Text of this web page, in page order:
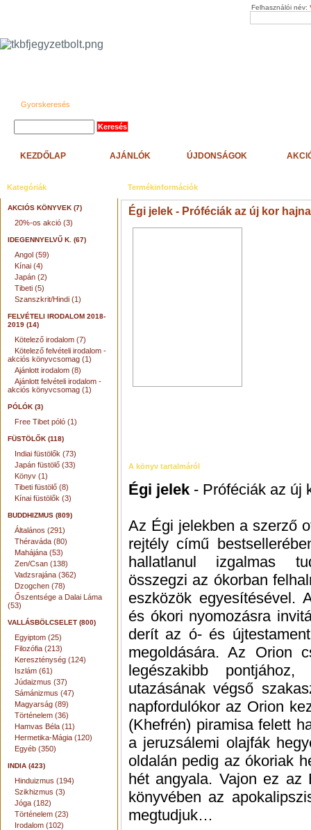
Felhasználói név:
Gyorskeresés
KEZDŐLAP AJÁNLÓK ÚJDONSÁGOK
Kategóriák
AKCIÓS KÖNYVEK (7)
20%-os akció (3)
IDEGENNYELVŰ K. (67)
Angol (59)
Kínai (4)
Japán (2)
Tibeti (5)
Szanszkrit/Hindi (1)
FELVÉTELI IRODALOM 2018-
2019 (14)
Kötelező irodalom (7)
Kötelező felvételi irodalom -
akciós könyvcsomag (1)
Ajánlott irodalom (8)
Ajánlott felvételi irodalom -
akciós könyvcsomag (1)
PÓLÓK (3)
Free Tibet póló (1)
FÜSTÖLŐK (118)
Indiai füstölők (73)
Japán füstölő (33)
Könyv (1)
Tibeti füstölő (8)
Kínai füstölők (3)
BUDDHIZMUS (809)
Általános (291)
Théraváda (80)
Mahájána (53)
Zen/Csan (138)
Vadzsrajána (362)
Dzogchen (78)
Őszentsége a Dalai Láma
(53)
VALLÁSBÖLCSELET (800)
Egyiptom (25)
Filozófia (213)
Kereszténység (124)
Iszlám (61)
Júdaizmus (37)
Sámánizmus (47)
Magyarság (89)
Történelem (36)
Hamvas Béla (11)
Hermetika-Mágia (120)
Egyéb (350)
INDIA (423)
Hinduizmus (194)
Szikhizmus (3)
Jóga (182)
Történelem (23)
Irodalom (102)
Termékinformációk
Égi jelek - Próféciák az új kor
A könyv tartalmáról
Égi jelek - Próféciák az új
Az Égi jelekben a szerző
rejtély című
hallatlanul izgalmas
összegzi az ókorban
eszközök egyesítésével.
és ókori nyomozásra
derít az ó- és
megoldására. Az Orion
legészakibb
utazásának végső
napfordulókor az Orion
(Khefrén) piramisa felett
a jeruzsálemi olajfák
oldalán pedig az ókoriak
hét angyala. Vajon ez az
könyvében az
megtudjuk…